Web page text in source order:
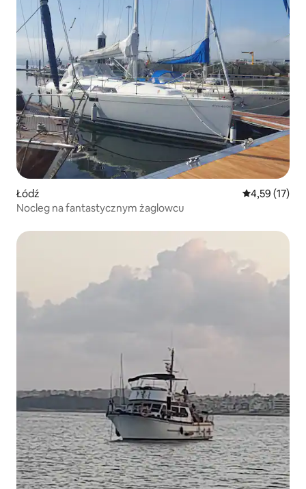
Łódź Średnia
4,59 (17)
Nocleg na fantastycznym żaglowcu